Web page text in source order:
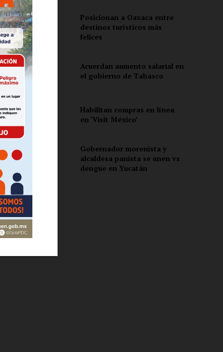
Posicionan a Oaxaca entre
destinos turísticos más
felices
Acuerdan aumento salarial en
el gobierno de Tabasco
Habilitan compras en línea
en ‘Visit México’
Gobernador morenista y
alcaldesa panista se unen vs
dengue en Yucatán